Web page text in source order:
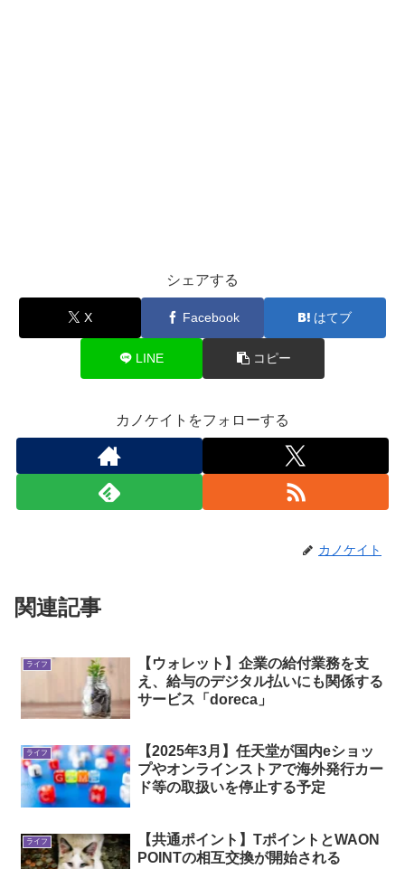
シェアする
X Facebook はてブ
LINE コピー
カノケイトをフォローする
カノケイト
関連記事
ライフ
【ウォレット】企業の給付業務を支
え、給与のデジタル払いにも関係する
サービス「doreca」
ライフ
【2025年3月】任天堂が国内eショッ
プやオンラインストアで海外発行カー
ド等の取扱いを停止する予定
ライフ
【共通ポイント】TポイントとWAON
POINTの相互交換が開始される